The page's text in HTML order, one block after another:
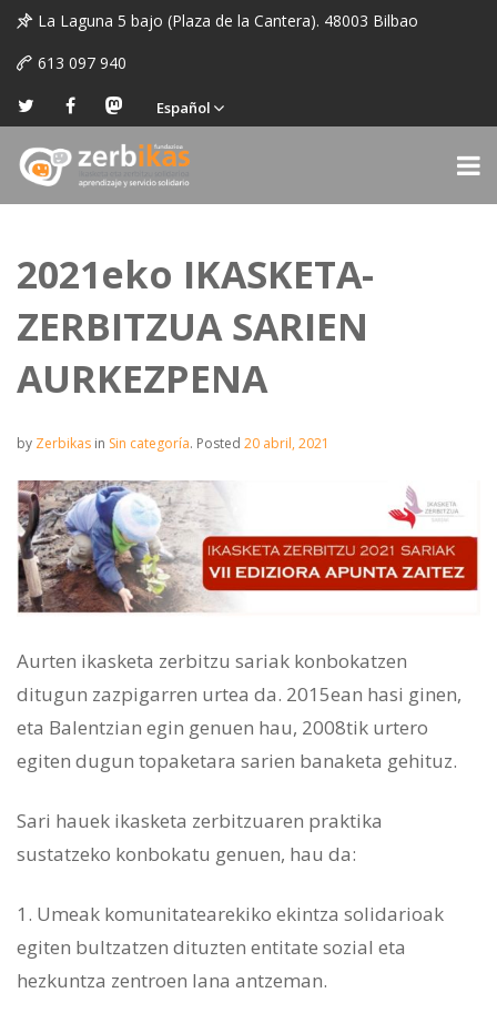
La Laguna 5 bajo (Plaza de la Cantera). 48003 Bilbao
613 097 940
Español
2021eko IKASKETA-
ZERBITZUA SARIEN
AURKEZPENA
by Zerbikas in Sin categoría. Posted 20 abril, 2021
Aurten ikasketa zerbitzu sariak konbokatzen
ditugun zazpigarren urtea da. 2015ean hasi ginen,
eta Balentzian egin genuen hau, 2008tik urtero
egiten dugun topaketara sarien banaketa gehituz.
Sari hauek ikasketa zerbitzuaren praktika
sustatzeko konbokatu genuen, hau da:
Umeak komunitatearekiko ekintza solidarioak
egiten bultzatzen dituzten entitate sozial eta
hezkuntza zentroen lana antzeman.